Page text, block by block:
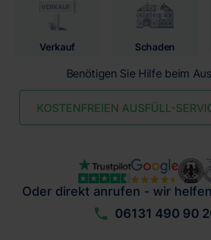
Verkauf Schaden
Benötigen Sie Hilfe beim
KOSTENFREIEN AUSFÜLL-
Oder direkt anrufen - wir
06131 490 90